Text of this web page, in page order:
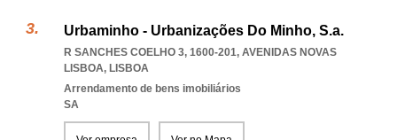
Urbaminho - Urbanizações Do Minho, S.a.
R SANCHES COELHO 3, 1600-201, AVENIDAS NOVAS
LISBOA, LISBOA
Arrendamento de bens imobiliários
SA